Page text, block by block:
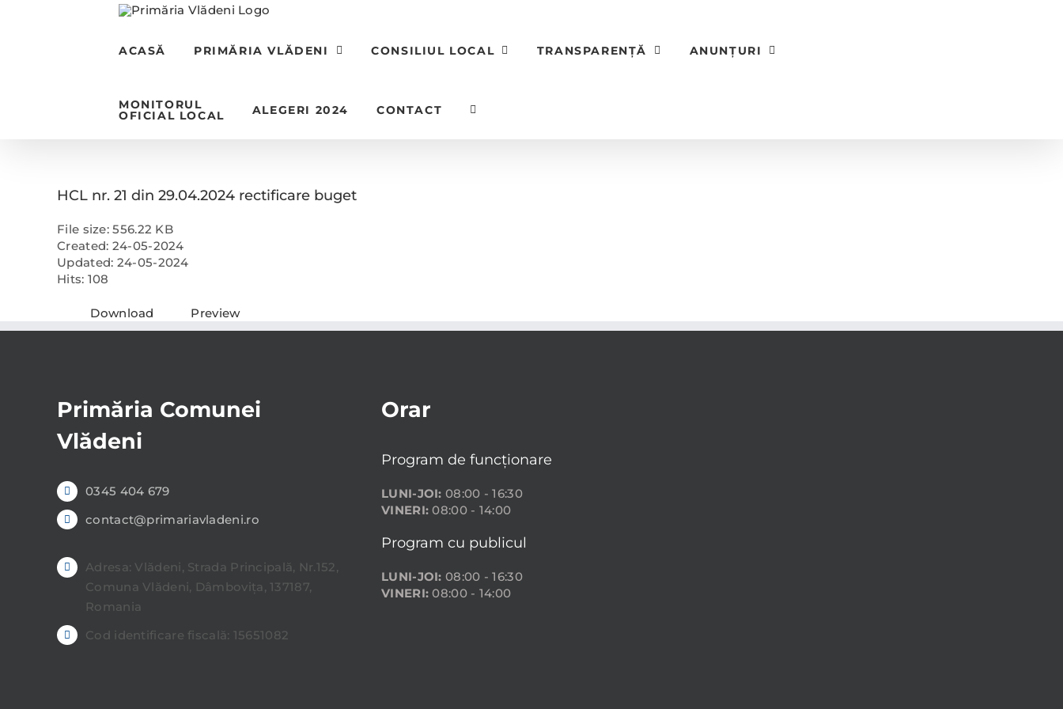
ACASĂ PRIMĂRIA VLĂDENI CONSILIUL LOCAL TRANSPARENȚĂ ANUNȚURI
MONITORUL
OFICIAL LOCAL ALEGERI 2024 CONTACT
HCL nr. 21 din 29.04.2024 rectificare buget
File size: 556.22 KB
Created: 24-05-2024
Updated: 24-05-2024
Hits: 108
Download Preview
Primăria Comunei
Vlădeni
0345 404 679
contact@primariavladeni.ro
Adresa: Vlădeni, Strada Principală, Nr.152,
Comuna Vlădeni, Dâmbovița, 137187,
Romania
Cod identificare fiscală: 15651082
Orar
Program de funcționare
LUNI-JOI: 08:00 - 16:30
VINERI: 08:00 - 14:00
Program cu publicul
LUNI-JOI: 08:00 - 16:30
VINERI: 08:00 - 14:00